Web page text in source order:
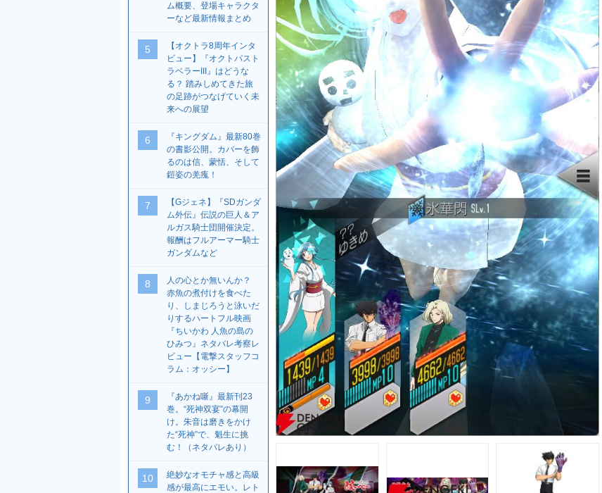
ム概要、登場キャラクタ
ーなど最新情報まとめ
5
【オクトラ8周年インタ
ビュー】『オクトパスト
ラベラーIII』はどうな
る？ 踏みしめてきた旅
の足跡がつなげていく未
来への展望
6
『キングダム』最新80巻
の書影公開。カバーを飾
るのは信、蒙恬、そして
鎧姿の羌瘣！
7
【Gジェネ】『SDガンダ
ム外伝』伝説の巨人＆ア
ルガス騎士団開催決定。
報酬はフルアーマー騎士
ガンダムなど
8
人の心とか無いんか？
赤魚の煮付けを食べた
り、しまじろうと泳いだ
りするハートフル映画
『ちいかわ 人魚の島の
ひみつ』ネタバレ考察レ
ビュー【電撃スタッフコ
ラム：オッシー】
9
『あかね噺』最新刊23
巻。“死神双宴”の幕開
け。朱音は磨きをかけ
た“死神”で、魁生に挑
む！（ネタバレあり）
10
絶妙なオモチャ感と高級
感が最高にエモい。レト